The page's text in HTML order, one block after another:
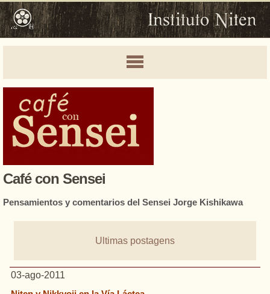
Café con Sensei
Pensamientos y comentarios del Sensei Jorge Kishikawa
Ultimas postagens
03-ago-2011